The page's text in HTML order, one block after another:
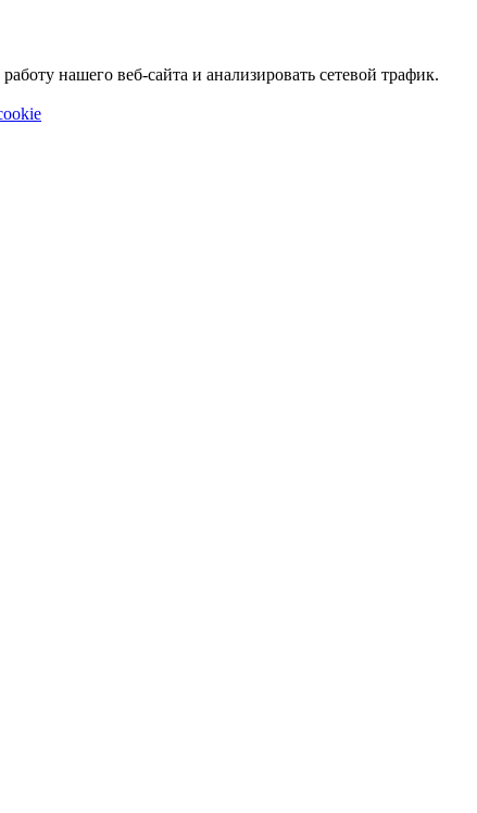
нашего веб-сайта и анализировать сетевой трафик.